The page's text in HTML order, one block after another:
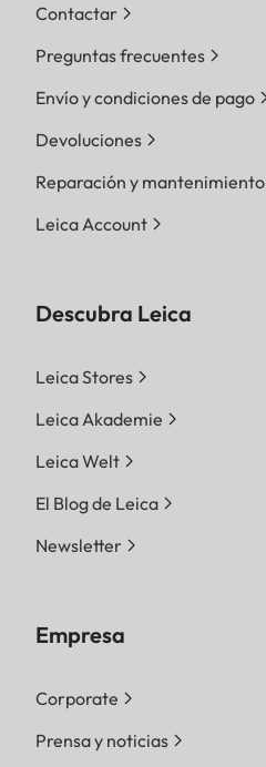
Contactar
Preguntas frecuentes
Envío y condiciones de pago
Devoluciones
Reparación y mantenimiento
Leica Account
Descubra Leica
Leica Stores
Leica Akademie
Leica Welt
El Blog de Leica
Newsletter
Empresa
Corporate
Prensa y noticias